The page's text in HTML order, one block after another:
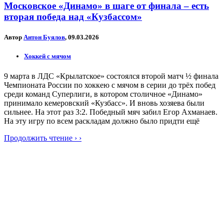
Московское «Динамо» в шаге от финала – есть
вторая победа над «Кузбассом»
Автор Антон Буялов, 09.03.2026
Хоккей с мячом
9 марта в ЛДС «Крылатское» состоялся второй матч ½ финала
Чемпионата России по хоккею с мячом в серии до трёх побед
среди команд Суперлиги, в котором столичное «Динамо»
принимало кемеровский «Кузбасс». И вновь хозяева были
сильнее. На этот раз 3:2. Победный мяч забил Егор Ахманаев.
На эту игру по всем раскладам должно было придти ещё
Продолжить чтение › ›